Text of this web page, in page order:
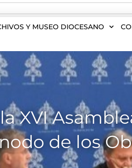
Y MUSEO DIOCESANO
XVI
de los